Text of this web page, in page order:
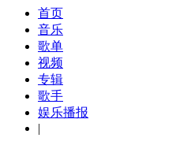
首页
音乐
歌单
视频
专辑
歌手
娱乐播报
|